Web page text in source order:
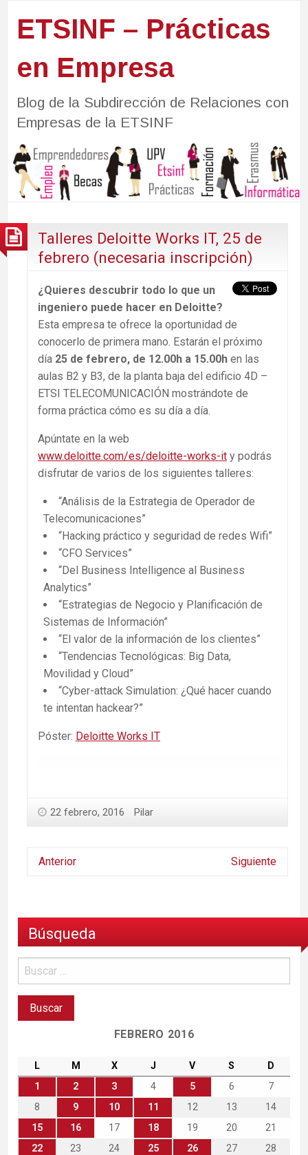
ETSINF – Prácticas
en Empresa
Blog de la Subdirección de Relaciones con
Empresas de la ETSINF
Talleres Deloitte Works IT, 25 de
febrero (necesaria inscripción)
¿Quieres descubrir todo lo que un
ingeniero puede hacer en Deloitte?
Esta empresa te ofrece la oportunidad de
conocerlo de primera mano. Estarán el próximo
día 25 de febrero, de 12.00h a 15.00h en las
aulas B2 y B3, de la planta baja del edificio 4D –
ETSI TELECOMUNICACIÓN mostrándote de
forma práctica cómo es su día a día.
Apúntate en la web
www.deloitte.com/es/deloitte-works-it y podrás
disfrutar de varios de los siguientes talleres:
“Análisis de la Estrategia de Operador de
Telecomunicaciones”
“Hacking práctico y seguridad de redes Wifi”
“CFO Services”
“Del Business Intelligence al Business
Analytics”
“Estrategias de Negocio y Planificación de
Sistemas de Información”
“El valor de la información de los clientes”
“Tendencias Tecnológicas: Big Data,
Movilidad y Cloud”
“Cyber-attack Simulation: ¿Qué hacer cuando
te intentan hackear?”
Póster: Deloitte Works IT
22 febrero, 2016 Pilar
Anterior Siguiente
Búsqueda
FEBRERO 2016
L M X J V S
D
1
2 3 4 5 6
7
8
9 10 11 12 13
14
15
16 17 18 19 20
21
22
23 24 25 26 27
28